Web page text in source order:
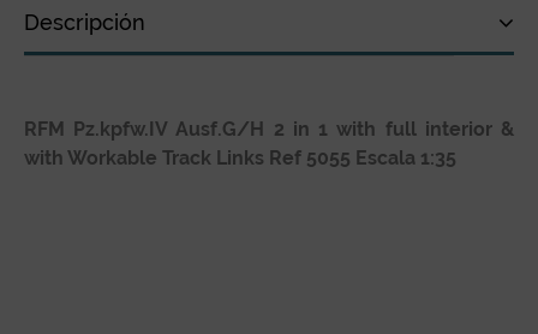
Descripción
Especificaciones técnicas
RFM Pz.kpfw.IV Ausf.G/H 2 in 1 with full interior &
with Workable Track Links Ref 5055 Escala 1:35